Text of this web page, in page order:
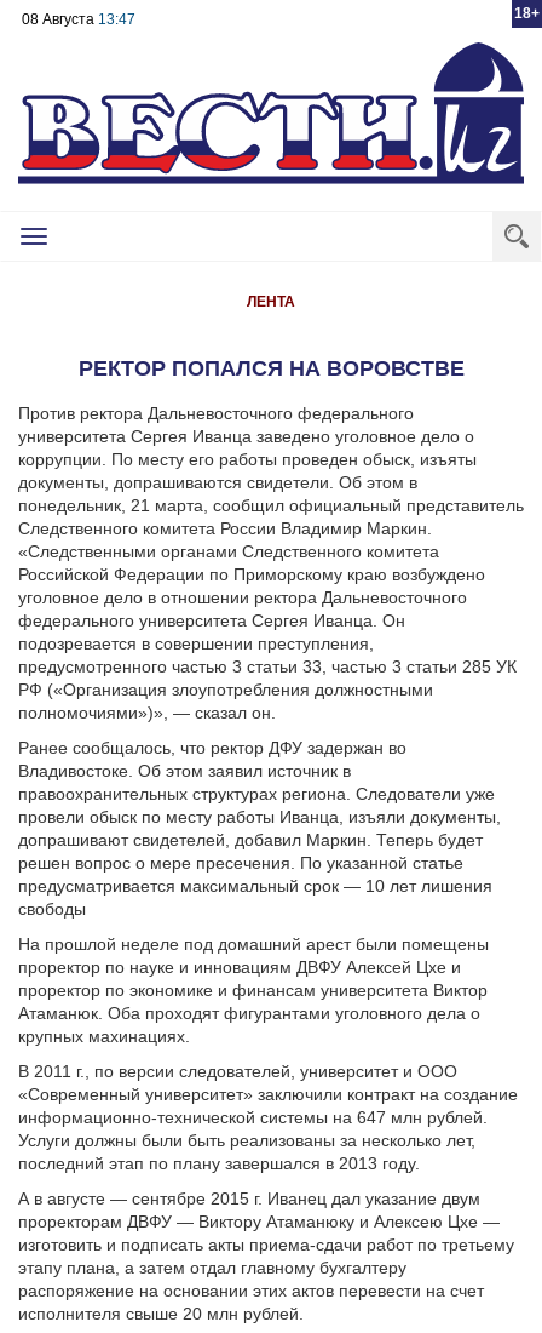
18+
08 Августа 13:47
Toggle
ЛЕНТА
РЕКТОР ПОПАЛСЯ НА ВОРОВСТВЕ
Против ректора Дальневосточного федерального
университета Сергея Иванца заведено уголовное дело о
коррупции. По месту его работы проведен обыск, изъяты
документы, допрашиваются свидетели. Об этом в
понедельник, 21 марта, сообщил официальный представитель
Следственного комитета России Владимир Маркин.
«Следственными органами Следственного комитета
Российской Федерации по Приморскому краю возбуждено
уголовное дело в отношении ректора Дальневосточного
федерального университета Сергея Иванца. Он
подозревается в совершении преступления,
предусмотренного частью 3 статьи 33, частью 3 статьи 285 УК
РФ («Организация злоупотребления должностными
полномочиями»)», — сказал он.
Ранее сообщалось, что ректор ДФУ задержан во
Владивостоке. Об этом заявил источник в
правоохранительных структурах региона. Следователи уже
провели обыск по месту работы Иванца, изъяли документы,
допрашивают свидетелей, добавил Маркин. Теперь будет
решен вопрос о мере пресечения. По указанной статье
предусматривается максимальный срок — 10 лет лишения
свободы
На прошлой неделе под домашний арест были помещены
проректор по науке и инновациям ДВФУ Алексей Цхе и
проректор по экономике и финансам университета Виктор
Атаманюк. Оба проходят фигурантами уголовного дела о
крупных махинациях.
В 2011 г., по версии следователей, университет и ООО
«Современный университет» заключили контракт на создание
информационно-технической системы на 647 млн рублей.
Услуги должны были быть реализованы за несколько лет,
последний этап по плану завершался в 2013 году.
А в августе — сентябре 2015 г. Иванец дал указание двум
проректорам ДВФУ — Виктору Атаманюку и Алексею Цхе —
изготовить и подписать акты приема-сдачи работ по третьему
этапу плана, а затем отдал главному бухгалтеру
распоряжение на основании этих актов перевести на счет
исполнителя свыше 20 млн рублей.